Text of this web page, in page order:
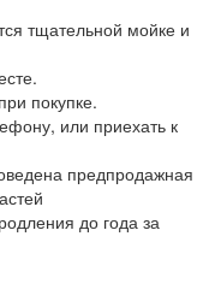
тщательной мойке и
покупке.
или приехать к
предпродажная
до года за